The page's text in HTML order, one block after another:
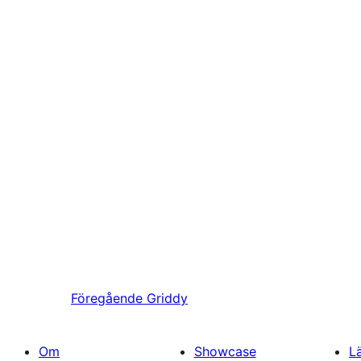
Föregående Griddy
Om Showcase